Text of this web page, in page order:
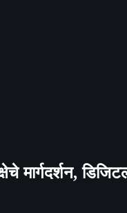
मार्गदर्शन,